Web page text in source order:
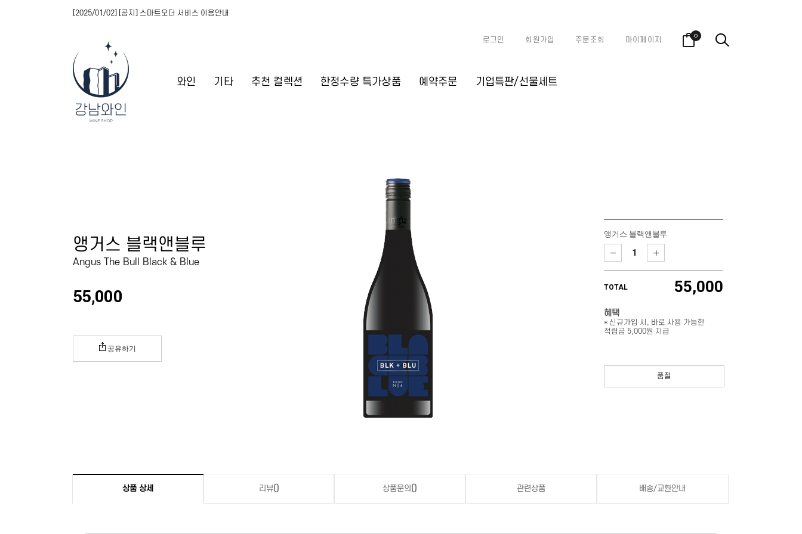
와인 기타 추천 컬렉션 한정수량 특가상품 예약주문 기업특판/선물세트
[2025/01/02] [공지] 스마트오더 서비스 이용안내
로그인 회원가입 주문조회 마이페이지 0
앵거스 블랙앤블루
Angus The Bull Black & Blue
55,000
공유하기
앵거스 블랙앤블루
TOTAL 55,000
혜택
* 신규가입 시, 바로 사용 가능한
적립금 5,000원 지급
품절
상품 상세 리뷰() 상품문의 () 관련상품 배송/교환안내